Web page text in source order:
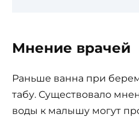
Мнение врачей
Раньше ванна при
табу. Существовало
воды к малышу могут